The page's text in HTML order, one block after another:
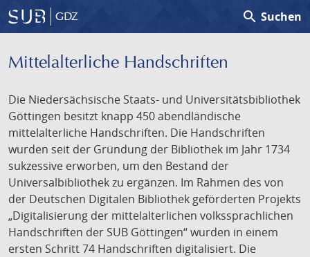
GDZ search Suchen
Mittelalterliche Handschriften
Die Niedersächsische Staats- und Universitätsbibliothek
Göttingen besitzt knapp 450 abendländische
mittelalterliche Handschriften. Die Handschriften
wurden seit der Gründung der Bibliothek im Jahr 1734
sukzessive erworben, um den Bestand der
Universalbibliothek zu ergänzen. Im Rahmen des von
der Deutschen Digitalen Bibliothek geförderten Projekts
„Digitalisierung der mittelalterlichen volkssprachlichen
Handschriften der SUB Göttingen“ wurden in einem
ersten Schritt 74 Handschriften digitalisiert. Die